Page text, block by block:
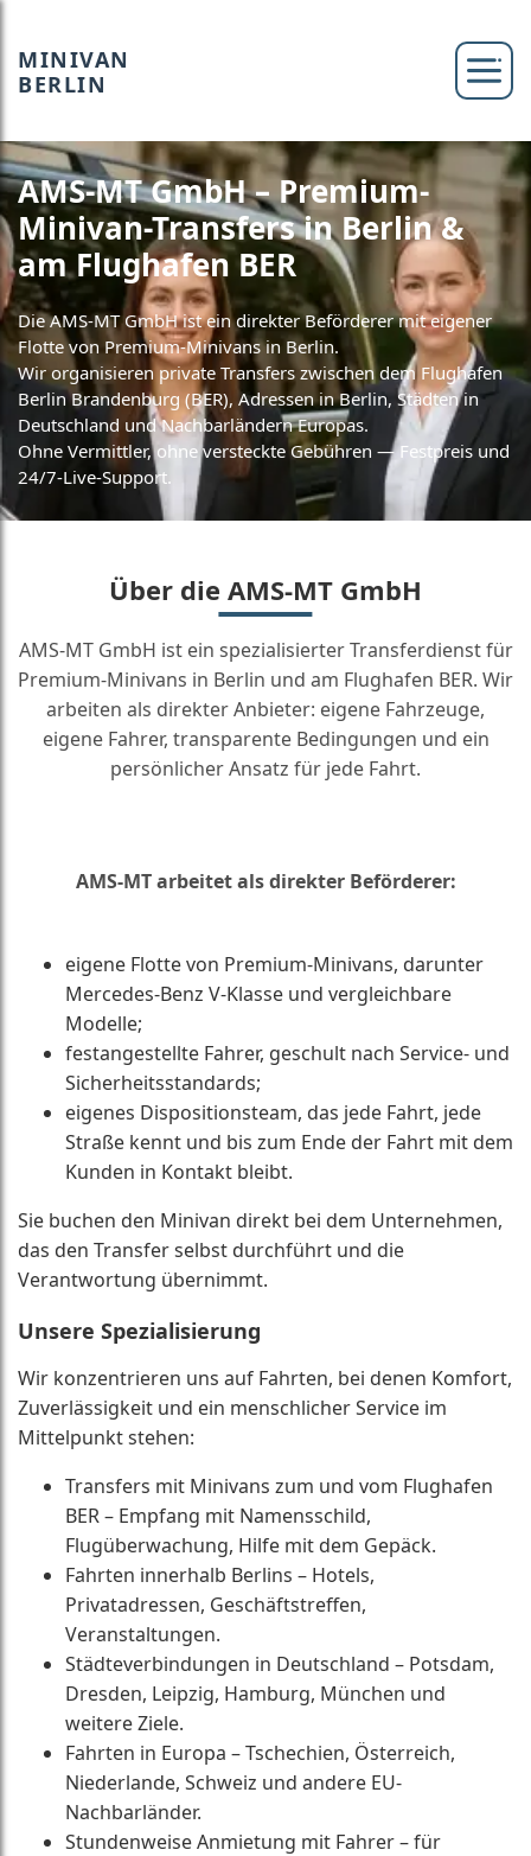
MINIVAN
BERLIN
AMS-MT GmbH – Premium-
Minivan-Transfers in Berlin &
am Flughafen BER
Die AMS-MT GmbH ist ein direkter Beförderer mit eigener
Flotte von Premium-Minivans in Berlin.
Wir organisieren private Transfers zwischen dem Flughafen
Berlin Brandenburg (BER), Adressen in Berlin, Städten in
Deutschland und Nachbarländern Europas.
Ohne Vermittler, ohne versteckte Gebühren — Festpreis und
24/7-Live-Support.
Über die AMS-MT GmbH
AMS-MT GmbH ist ein spezialisierter Transferdienst für
Premium-Minivans in Berlin und am Flughafen BER. Wir
arbeiten als direkter Anbieter: eigene Fahrzeuge,
eigene Fahrer, transparente Bedingungen und ein
persönlicher Ansatz für jede Fahrt.
AMS-MT arbeitet als direkter Beförderer:
eigene Flotte von Premium-Minivans, darunter
Mercedes-Benz V-Klasse und vergleichbare
Modelle;
festangestellte Fahrer, geschult nach Service- und
Sicherheitsstandards;
eigenes Dispositionsteam, das jede Fahrt, jede
Straße kennt und bis zum Ende der Fahrt mit dem
Kunden in Kontakt bleibt.
Sie buchen den Minivan direkt bei dem Unternehmen,
das den Transfer selbst durchführt und die
Verantwortung übernimmt.
Unsere Spezialisierung
Wir konzentrieren uns auf Fahrten, bei denen Komfort,
Zuverlässigkeit und ein menschlicher Service im
Mittelpunkt stehen:
Transfers mit Minivans zum und vom Flughafen
BER – Empfang mit Namensschild,
Flugüberwachung, Hilfe mit dem Gepäck.
Fahrten innerhalb Berlins – Hotels,
Privatadressen, Geschäftstreffen,
Veranstaltungen.
Städteverbindungen in Deutschland – Potsdam,
Dresden, Leipzig, Hamburg, München und
weitere Ziele.
Fahrten in Europa – Tschechien, Österreich,
Niederlande, Schweiz und andere EU-
Nachbarländer.
Stundenweise Anmietung mit Fahrer – für